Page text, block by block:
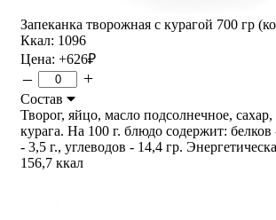
Запеканка творожная с курагой 700 гр
Ккал: 1096
Цена: +626₽
– +
Состав
Творог, яйцо, масло подсолнечное,
курага. На 100 г. блюдо содержит:
- 3,5 г., углеводов - 14,4 гр.
156,7 ккал